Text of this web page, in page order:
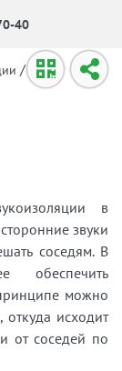
40
/
в
звуки
соседям. В
обеспечить
можно
откуда исходит
от соседей по